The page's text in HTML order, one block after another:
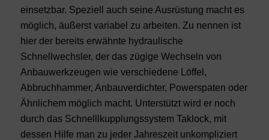
einsetzbar. Speziell auch seine Ausrüstung macht es
möglich, äußerst variabel zu arbeiten. Zu nennen ist
hier der bereits erwähnte hydraulische
Schnellwechsler, der das zügige Wechseln von
Anbauwerkzeugen wie verschiedene Löffel,
Abbruchhammer, Anbauverdichter, Powerspaten oder
Ähnlichem möglich macht. Unterstützt wird er noch
durch das Schnelllkupplungssystem Taklock, mit
dessen Hilfe man zu jeder Jahreszeit unkompliziert